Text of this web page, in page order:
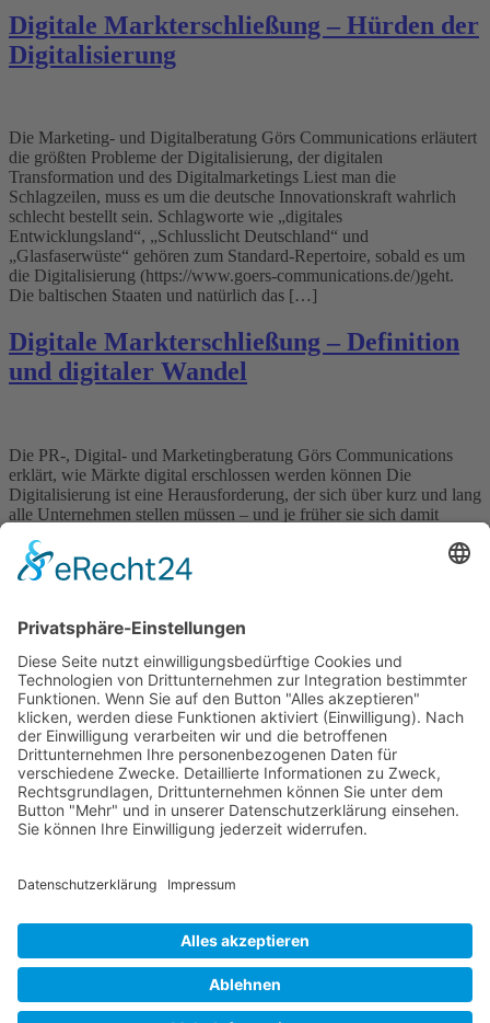
Digitale Markterschließung – Hürden der
Digitalisierung
Die Marketing- und Digitalberatung Görs Communications erläutert
die größten Probleme der Digitalisierung, der digitalen
Transformation und des Digitalmarketings Liest man die
Schlagzeilen, muss es um die deutsche Innovationskraft wahrlich
schlecht bestellt sein. Schlagworte wie „digitales
Entwicklungsland“, „Schlusslicht Deutschland“ und
„Glasfaserwüste“ gehören zum Standard-Repertoire, sobald es um
die Digitalisierung (https://www.goers-communications.de/)geht.
Die baltischen Staaten und natürlich das […]
Digitale Markterschließung – Definition
und digitaler Wandel
Die PR-, Digital- und Marketingberatung Görs Communications
erklärt, wie Märkte digital erschlossen werden können Die
Digitalisierung ist eine Herausforderung, der sich über kurz und lang
alle Unternehmen stellen müssen – und je früher sie sich damit
Abgehängten zu gehören. Die Digitalisierung betrifft zudem nicht
nur […]
Wichtiges
Impressum
Datenschutz
Kooperation
Werbung
Presse- und Öffentlichkeitsarbeit
Aktuelles
Themenwelt
Geprüfter Franchisegeber
© 2023 Franchisevergleich.eu